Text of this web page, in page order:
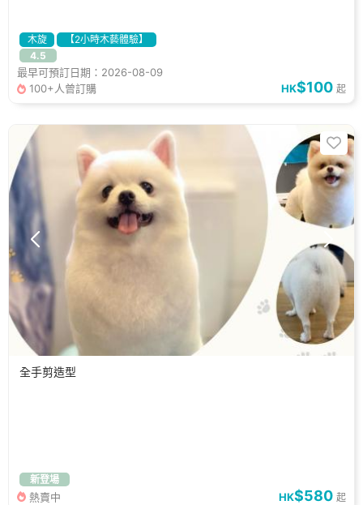
木旋
【2小時木藝體驗】
4.5
最早可預訂日期：2026-08-09
100+人曾訂購
HK$100 起
全手剪造型
新登場
熱賣中 HK$580 起